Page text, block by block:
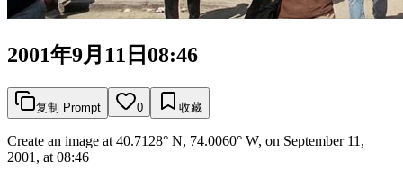
2001年9月11日08:46
复制 Prompt 0 收藏
Create an image at 40.7128° N, 74.0060° W, on September 11,
2001, at 08:46